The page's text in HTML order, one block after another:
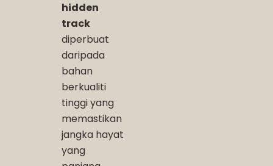
hidden
track
diperbuat
daripada
bahan
berkualiti
tinggi yang
memastikan
jangka hayat
yang